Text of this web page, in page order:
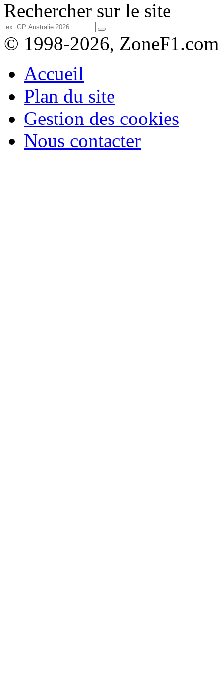
Rechercher sur le site
© 1998-2026, ZoneF1.com
Accueil
Plan du site
Gestion des cookies
Nous contacter